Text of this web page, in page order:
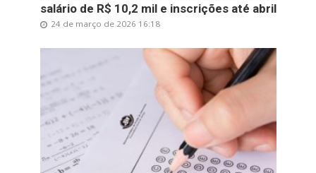
salário de R$ 10,2 mil e inscrições até abril
24 de março de 2026 16:18